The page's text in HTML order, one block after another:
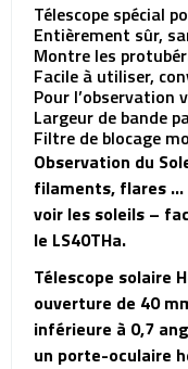
Télescope spécial
Entièrement sûr,
Montre les
Facile à utiliser,
Pour l’observation
Largeur de bande
Filtre de blocage
Observation du
filaments, flares …
voir les soleils –
le LS40THa.
Télescope solaire
ouverture de 40
inférieure à 0,7
un porte-oculaire